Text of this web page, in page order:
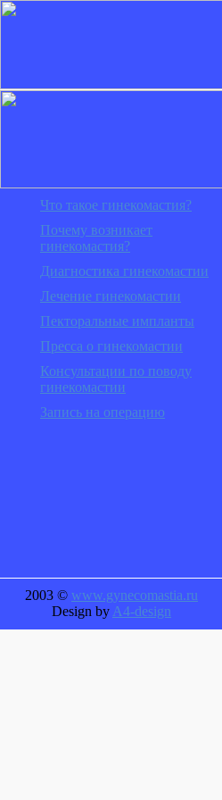
Что такое гинекомастия?
Почему возникает
гинекомастия?
Диагностика гинекомастии
Лечение гинекомастии
Пекторальные импланты
Пресса о гинекомастии
Консультации по поводу
гинекомастии
Запись на операцию
2003 © www.gynecomastia.ru
Design by A4-design